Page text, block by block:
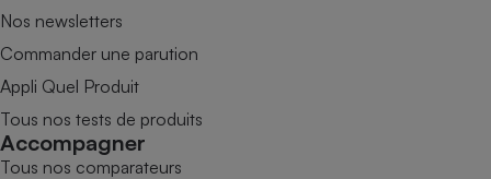
Nos newsletters
Commander une parution
Appli Quel Produit
Tous nos tests de produits
Accompagner
Tous nos comparateurs